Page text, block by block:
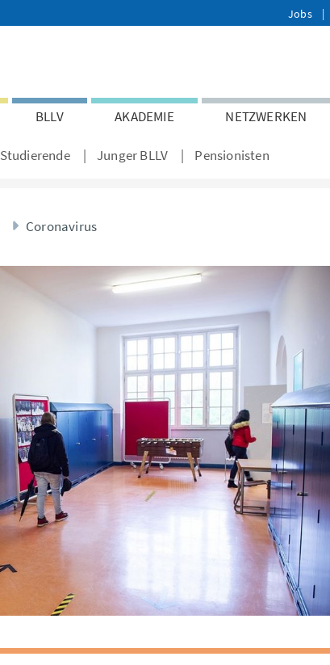
Jobs
BLLV AKADEMIE NETZWERKEN
Studierende Junger BLLV Pensionisten
Coronavirus